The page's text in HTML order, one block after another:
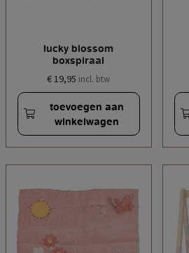
lucky blossom
boxspiraal
€ 19,95 incl. btw
toevoegen aan
winkelwagen